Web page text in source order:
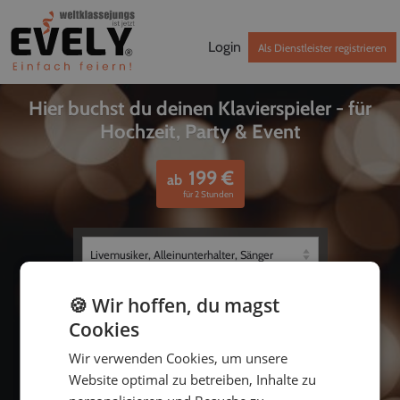
Login Als Dienstleister registrieren
Hier buchst du deinen Klavierspieler - für
Hochzeit, Party & Event
ab 199€
für 2 Stunden
bis
🍪 Wir hoffen, du magst
Cookies
Wir verwenden Cookies, um unsere
Website optimal zu betreiben, Inhalte zu